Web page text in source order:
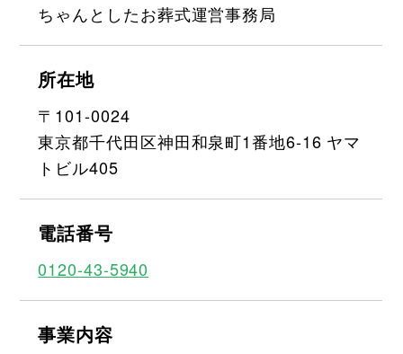
ちゃんとしたお葬式運営事務局
所在地
〒101-0024
東京都千代田区神田和泉町1番地6-16 ヤマ
トビル405
電話番号
0120-43-5940
事業内容